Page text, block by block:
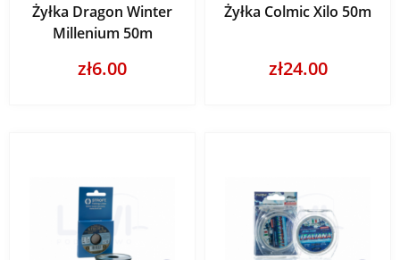
Żyłka Dragon Winter
Millenium 50m
zł6.00
Żyłka Colmic Xilo 50m
zł24.00